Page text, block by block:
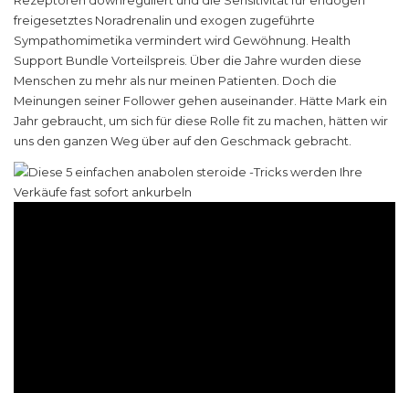
freigesetztes Noradrenalin und exogen zugeführte
Sympathomimetika vermindert wird Gewöhnung. Health
Support Bundle Vorteilspreis. Über die Jahre wurden diese
Menschen zu mehr als nur meinen Patienten. Doch die
Meinungen seiner Follower gehen auseinander. Hätte Mark ein
Jahr gebraucht, um sich für diese Rolle fit zu machen, hätten wir
uns den ganzen Weg über auf den Geschmack gebracht.